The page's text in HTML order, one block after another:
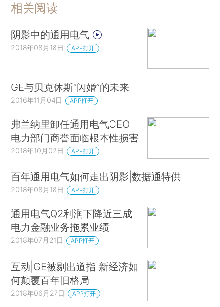
相关阅读
阴影中的通用电气
2018年08月18日 APP打开
GE与贝克休斯“闪婚”的未来
2016年11月04日 APP打开
弗兰纳里卸任通用电气CEO
电力部门商誉面临根本性损害
2018年10月02日 APP打开
百年通用电气如何走出阴影|数据通特供
2018年08月18日 APP打开
通用电气Q2利润下降近三成
电力金融业务拖累业绩
2018年07月21日 APP打开
互动|GE被剔出道指 新经济如
何颠覆百年旧格局
2018年06月27日 APP打开